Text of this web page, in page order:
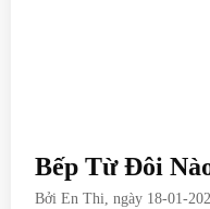
Bếp Từ Đôi
BởiEn Thi, ngày 18-01-